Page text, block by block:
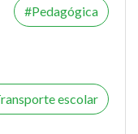
Pedagógica
escolar